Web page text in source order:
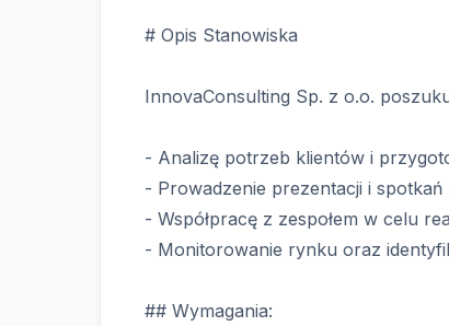
# Opis Stanowiska
InnovaConsulting Sp. z o.o.
- Analizę potrzeb klientów i
- Prowadzenie prezentacji i spotkań
- Współpracę z zespołem w celu
- Monitorowanie rynku oraz
## Wymagania: